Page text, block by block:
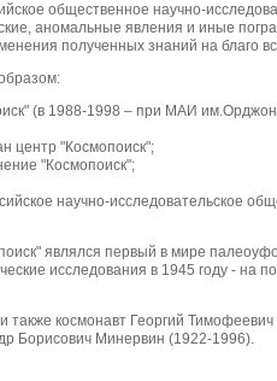
общественное научно-
аномальные явления и иные
полученных знаний на благо
(в 1988-1998 – при МАИ
центр "Космопоиск";
"Космопоиск";
научно-исследовательское
являлся первый в мире
исследования в 1945 году - на
космонавт Георгий
Борисович Минервин (1922-1996).